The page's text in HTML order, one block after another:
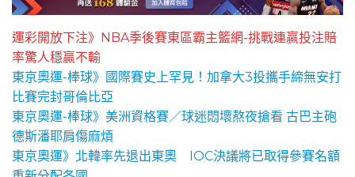
運彩開放下注》NBA季後賽東區霸主籃網-挑戰連贏投注賠
率驚人穩贏不輸
東京奧運-棒球》國際賽史上罕見！加拿大3投攜手締無安打
比賽完封哥倫比亞
東京奧運-棒球》美洲資格賽／球迷悶壞熬夜搶看 古巴主砲
德斯潘耶肩傷麻煩
東京奧運》北韓率先退出東奧 IOC決議將已取得參賽名額